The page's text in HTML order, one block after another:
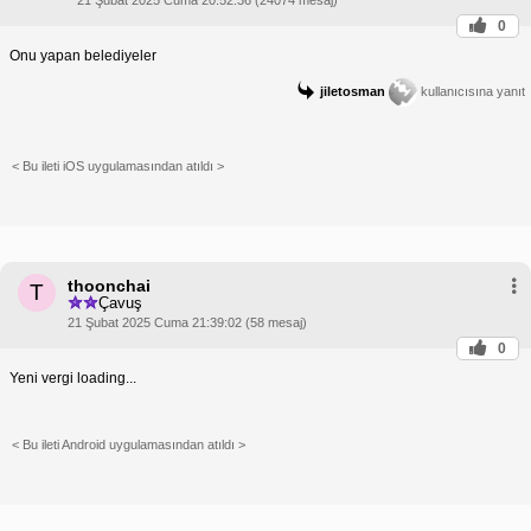
0
Onu yapan belediyeler
jiletosman kullanıcısına yanıt
< Bu ileti iOS uygulamasından atıldı >
T thoonchai
Çavuş
21 Şubat 2025 Cuma 21:39:02 (58 mesaj)
0
Yeni vergi loading...
< Bu ileti Android uygulamasından atıldı >